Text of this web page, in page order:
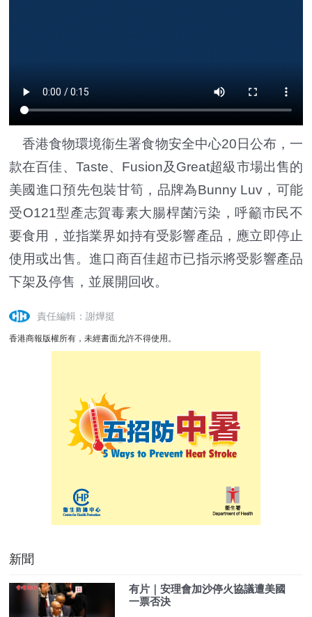
香港食物環境衞生署食物安全中心20日公布，一
款在百佳、Taste、Fusion及Great超級市場出售的
美國進口預先包裝甘筍，品牌為Bunny Luv，可能
受O121型產志賀毒素大腸桿菌污染，呼籲市民不
要食用，並指業界如持有受影響產品，應立即停止
使用或出售。進口商百佳超市已指示將受影響產品
下架及停售，並展開回收。
責任編輯：謝燁挺
香港商報版權所有，未經書面允許不得使用。
新聞
有片｜安理會加沙停火協議遭美國
一票否決